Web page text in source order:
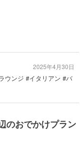
ウンジ #イタリアン #バ
2025年4月30日
のおでかけプラン